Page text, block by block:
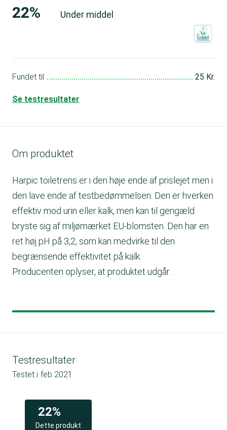
22% Under middel
Fundet til 25 Kr.
Se testresultater
Om produktet
Harpic toiletrens er i den høje ende af prislejet men i
den lave ende af testbedømmelsen. Den er hverken
effektiv mod urin eller kalk, men kan til gengæld
bryste sig af miljømærket EU-blomsten. Den har en
ret høj pH på 3,2, som kan medvirke til den
begrænsende effektivitet på kalk.
Producenten oplyser, at produktet udgår.
Testresultater
Testet i feb 2021
Dette produkt
22%